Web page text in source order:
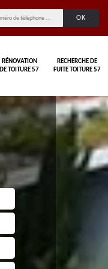
RÉNOVATION
DE TOITURE 57
RECHERCHE DE
FUITE TOITURE 57